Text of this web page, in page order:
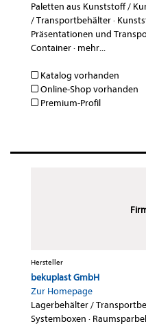
Paletten aus Kunststoff /
/ Transportbehälter·
Präsentationen und
Container· mehr...
Katalog vorhanden
Online-Shop vorhanden
Premium-Profil
Hersteller
bekuplast GmbH
Zur Homepage
Lagerbehälter /
Systemboxen ·